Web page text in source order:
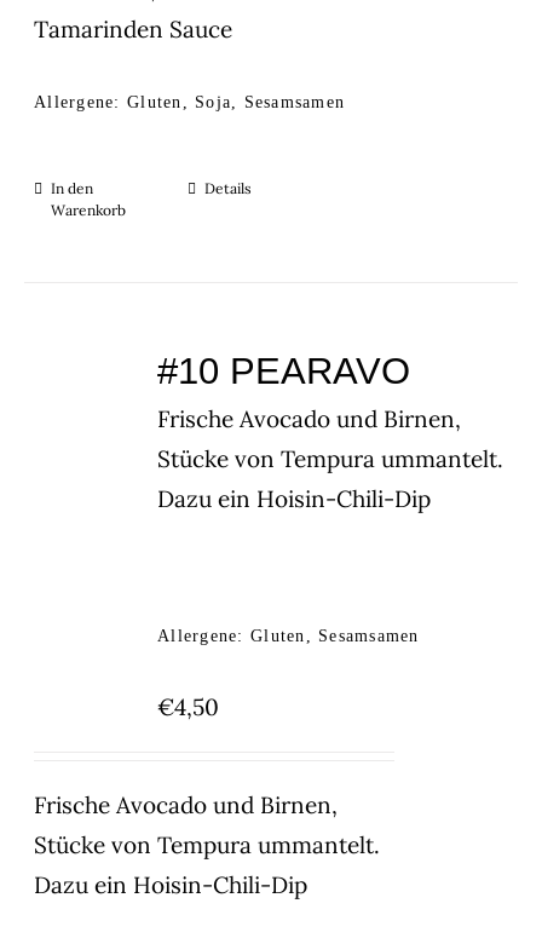
Tamarinden Sauce
Allergene: Gluten, Soja, Sesamsamen
In den
Warenkorb
Details
#10 PEARAVO
Frische Avocado und Birnen,
Stücke von Tempura ummantelt.
Dazu ein Hoisin-Chili-Dip
Allergene: Gluten, Sesamsamen
€4,50
Frische Avocado und Birnen,
Stücke von Tempura ummantelt.
Dazu ein Hoisin-Chili-Dip